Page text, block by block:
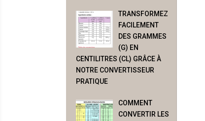
TRANSFORMEZ
FACILEMENT
DES GRAMMES
(G) EN
CENTILITRES (CL) GRÂCE À
NOTRE CONVERTISSEUR
PRATIQUE
COMMENT
CONVERTIR LES